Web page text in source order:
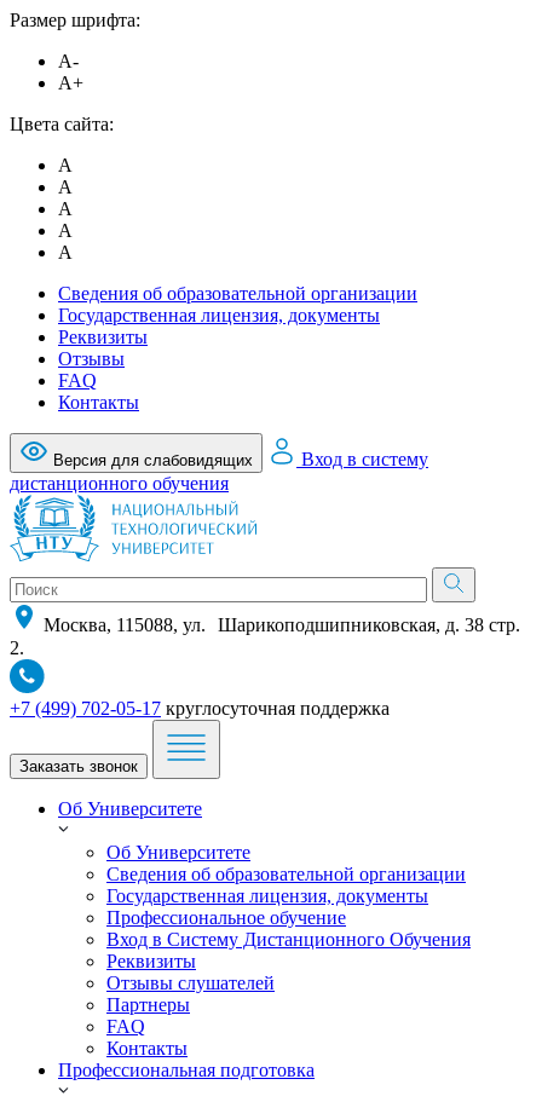
Размер шрифта:
A-
A+
Цвета сайта:
A
A
A
A
A
Сведения об образовательной организации
Государственная лицензия, документы
Реквизиты
Отзывы
FAQ
Контакты
Версия для слабовидящих
Вход в систему
дистанционного обучения
Москва, 115088, ул. Шарикоподшипниковская, д. 38 стр.
2.
+7 (499) 702-05-17 круглосуточная поддержка
Заказать звонок
Об Университете
Об Университете
Сведения об образовательной организации
Государственная лицензия, документы
Профессиональное обучение
Вход в Систему Дистанционного Обучения
Реквизиты
Отзывы слушателей
Партнеры
FAQ
Контакты
Профессиональная подготовка